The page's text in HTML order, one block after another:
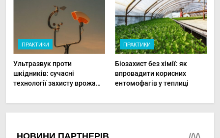
ПРАКТИКИ
Ультразвук проти
шкідників: сучасні
технології захисту врожаю
ПРАКТИКИ
Біозахист без хімії: як
впровадити корисних
ентомофагів у теплиці